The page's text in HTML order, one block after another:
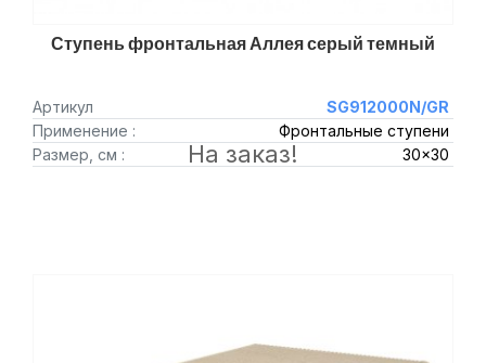
Ступень фронтальная Аллея серый темный
Артикул
SG912000N/GR
Применение :
Фронтальные ступени
Размер, см :
30x30
На заказ!